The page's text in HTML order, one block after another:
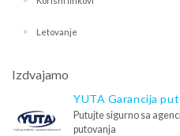
Letovanje
Izdvajamo
YUTA Garancija
Putujte sigurno sa
putovanja